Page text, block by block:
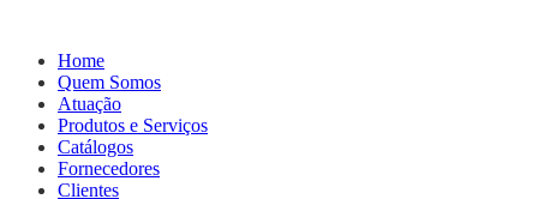
Home
Quem Somos
Atuação
Produtos e Serviços
Catálogos
Fornecedores
Clientes